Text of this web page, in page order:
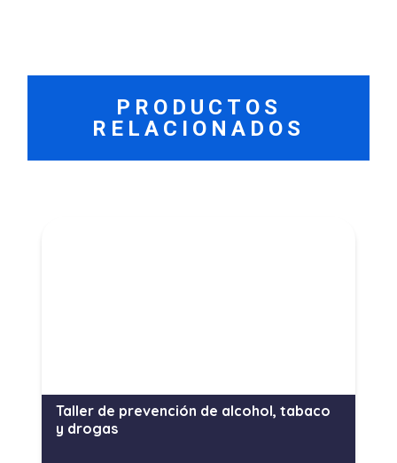
PRODUCTOS
RELACIONADOS
Taller de prevención de alcohol, tabaco
y drogas